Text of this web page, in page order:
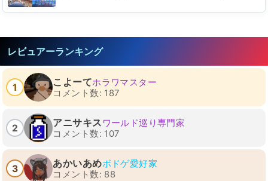
レビュアーランキング
1 こよーてホラワマスター
コメント数: 187
2 アニサキス ワールド巡り専門家
コメント数: 107
3 あかいあめボドゲ愛好家
コメント数: 88